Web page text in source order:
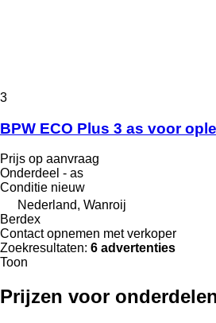
3
BPW ECO Plus 3 as voor
Prijs op aanvraag
Onderdeel - as
Conditie nieuw
Nederland, Wanroij
Berdex
Contact opnemen met verkoper
Zoekresultaten: 6 advertenties
Toon
Prijzen voor